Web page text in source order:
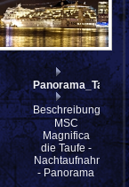
Panorama_Taufe1
Beschreibung:
MSC
Magnifica
die Taufe -
Nachtaufnahme
- Panorama